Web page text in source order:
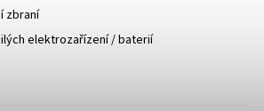
zbraní
elektrozařízení / baterií